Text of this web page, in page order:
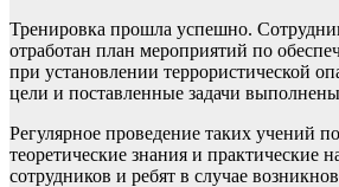
Тренировка прошла успешно.
отработан план мероприятий по
при установлении террористической
цели и поставленные задачи
Регулярное проведение таких учений
теоретические знания и практические
сотрудников и ребят в случае